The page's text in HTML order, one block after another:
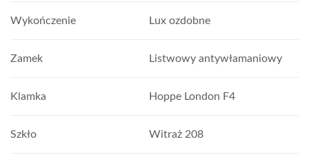
Wykończenie Lux ozdobne
Zamek Listwowy antywłamaniowy
Klamka Hoppe London F4
Szkło Witraż 208